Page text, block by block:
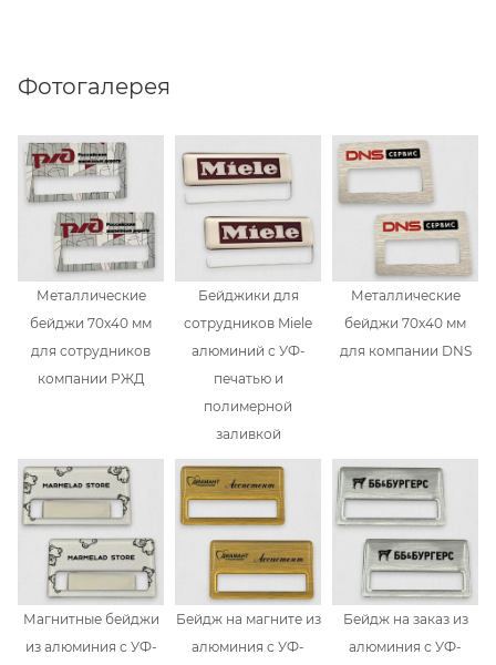
Фотогалерея
Металлические
бейджи 70х40 мм
для сотрудников
компании РЖД
Бейджики для
сотрудников Miele
алюминий с УФ-
печатью и
полимерной
заливкой
Металлические
бейджи 70х40 мм
для компании DNS
Магнитные бейджи
из алюминия с УФ-
Бейдж на магните из
алюминия с УФ-
Бейдж на заказ из
алюминия с УФ-